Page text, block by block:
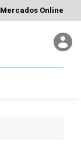
Mercados Online